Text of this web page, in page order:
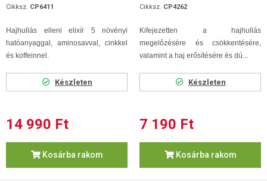
Cikksz. CP6411
Hajhullás elleni elixír 5 növényi
hatóanyaggal, aminosavval, cinkkel
és koffeinnel.
Készleten
14 990 Ft
Kosárba rakom
Cikksz. CP4262
Kifejezetten a hajhullás
megelőzésére és csökkentésére,
valamint a haj erősítésére és dú...
Készleten
7 190 Ft
Kosárba rakom